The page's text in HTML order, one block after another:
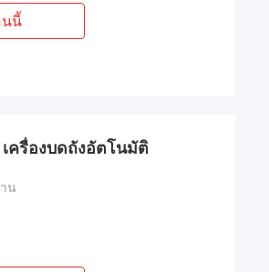
นนี้
เครื่องบดถังอัตโนมัติ
น